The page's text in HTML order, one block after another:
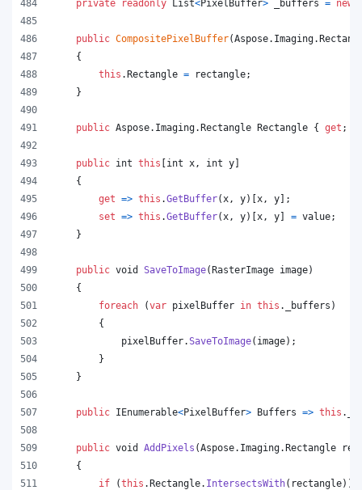
private
readonly List<PixelBuffer> _buffers = new
public CompositePixelBuffer(Aspose. Imaging.
{
this .Rectangle = rectangle;
}
public Aspose. Imaging.Rectangle Rectangle { get ;
public int this [int x , int y]
{
get => this .GetBuffer( x , y) [x , y] ;
set => this .GetBuffer( x , y) [x , y] = value;
}
public void SaveToImage(RasterImage image)
{
foreach
(var pixelBuffer in this . _buffers )
{
pixelBuffer.SaveToImage( image) ;
}
}
public IEnumerable<PixelBuffer> Buffers => this .
public void AddPixels (Aspose. Imaging.Rectangle
{
if
(this .Rectangle. IntersectsWith( rectangle) )